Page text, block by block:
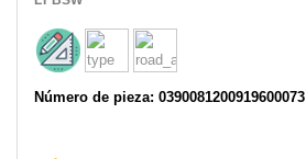
Número de pieza: 0390081200919600073